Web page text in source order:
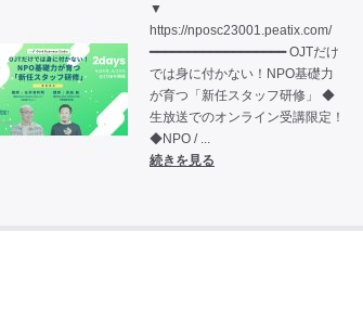
▼
https://nposc23001.peatix.com/
━━━━━━━━━━━━━━━━━━ OJTだけ
では身に付かない！NPO基礎力
が育つ「新任スタッフ研修」 ◆
生放送でのオンライン受講限定！
◆NPO / ...
続きを見る